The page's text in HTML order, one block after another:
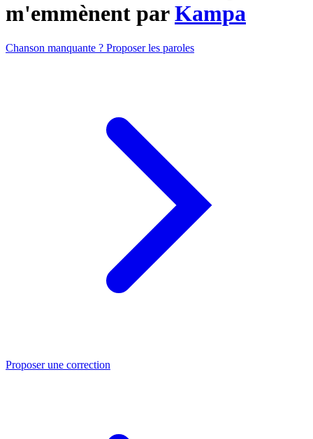
m'emmènent parKampa
Chanson manquante ? Proposer les paroles
Proposer une correction